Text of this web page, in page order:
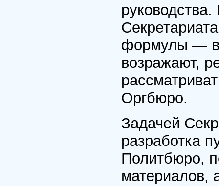
формулы — в
возражают,
Оргбюро.
Задачей
разработка
Политбюро,
материалов,